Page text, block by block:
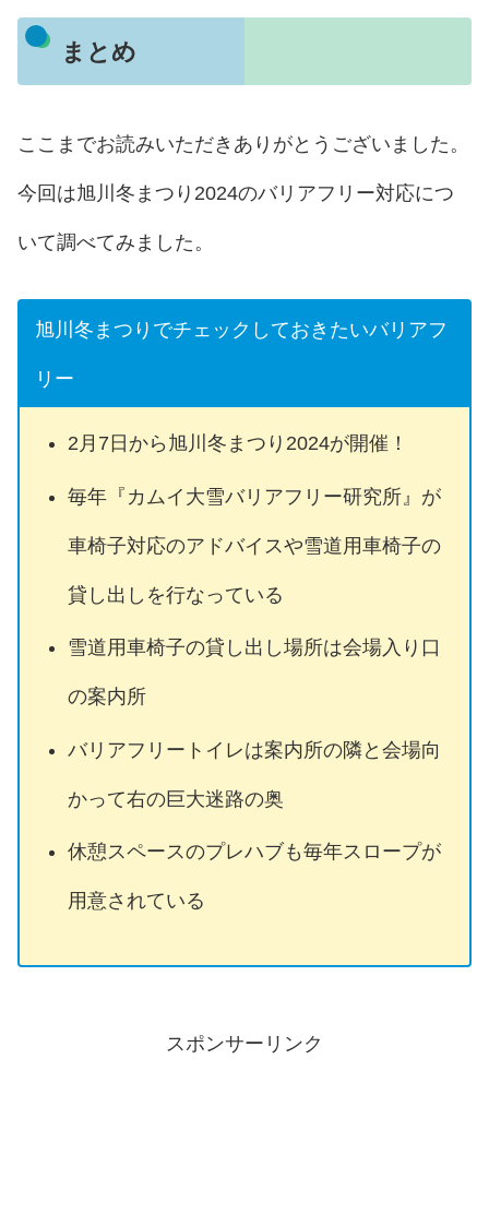
まとめ
ここまでお読みいただきありがとうございました。
今回は旭川冬まつり2024のバリアフリー対応につ
いて調べてみました。
旭川冬まつりでチェックしておきたいバリアフ
リー
2月7日から旭川冬まつり2024が開催！
毎年『カムイ大雪バリアフリー研究所』が
車椅子対応のアドバイスや雪道用車椅子の
貸し出しを行なっている
雪道用車椅子の貸し出し場所は会場入り口
の案内所
バリアフリートイレは案内所の隣と会場向
かって右の巨大迷路の奥
休憩スペースのプレハブも毎年スロープが
用意されている
スポンサーリンク